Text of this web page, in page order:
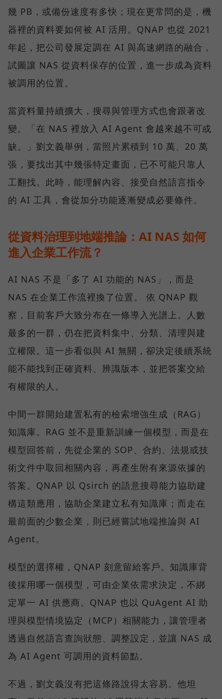
幾 PB，或備份速度有多快；現在更常問的是，機
器裡的資料要如何被 AI 活用。QNAP 也從 2021
年起，把公司發展定調在 AI 與高速網路的融合，
試圖讓 NAS 從資料保存的位置，進一步成為資料
被調用的位置。
當資料量持續擴大，搜尋與管理方式也會跟著改
變。「在 NAS 裡放入 AI Agent 會越來越不可或
缺。」劉文義舉例，當照片累積到 10 萬、20 萬
張，要找出其中幾張特定畫面，已不可能只靠人
工翻找。此時，能理解內容、接受自然語言指令
的 AI 工具，會從加分功能逐漸變成必要條件。
從資料治理到地端推論：AI NAS 如何
進入企業工作流？
AI NAS 不是「多了 AI 功能的 NAS」，而是
NAS 在企業工作流裡換了位置。 依 QNAP 觀
察，目前客戶大致分布在一條導入光譜上。人數
最多的一群，仍在把資料集中、分類、清理與建
立權限。這一步看似與 AI 無關，卻決定後續系統
能不能找到正確資料、辨識版本，並把答案交給
有權限的人。
中間一群開始建置私有的檢索增強生成（RAG）
知識庫。RAG 並不是重新訓練一個模型，而是在
模型回答前，先從企業的 SOP、合約、法規或技
術文件中取回相關內容，再產生附有來源依據的
答案。QNAP 以 Qsirch 的語意搜尋能力協助建
構這類應用，協助企業建立私有知識庫；而走在
最前面的少數企業，則已經嘗試地端推論與 AI
Agent。
模型的選擇權，QNAP 刻意留給客戶。知識庫背
後採用哪一個模型，可由企業依需求決定，不綁
定單一 AI 供應商。QNAP 也以 QuAgent AI 助
理與模型情境協定（MCP）相關能力，讓管理者
透過自然語言查詢狀態、調整設定，並讓 NAS 成
為 AI Agent 可調用的資料節點。
不過，劉文義沒有把這條路說得太容易。他坦